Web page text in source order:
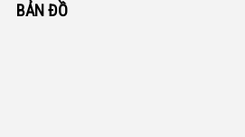
BẢN ĐỒ